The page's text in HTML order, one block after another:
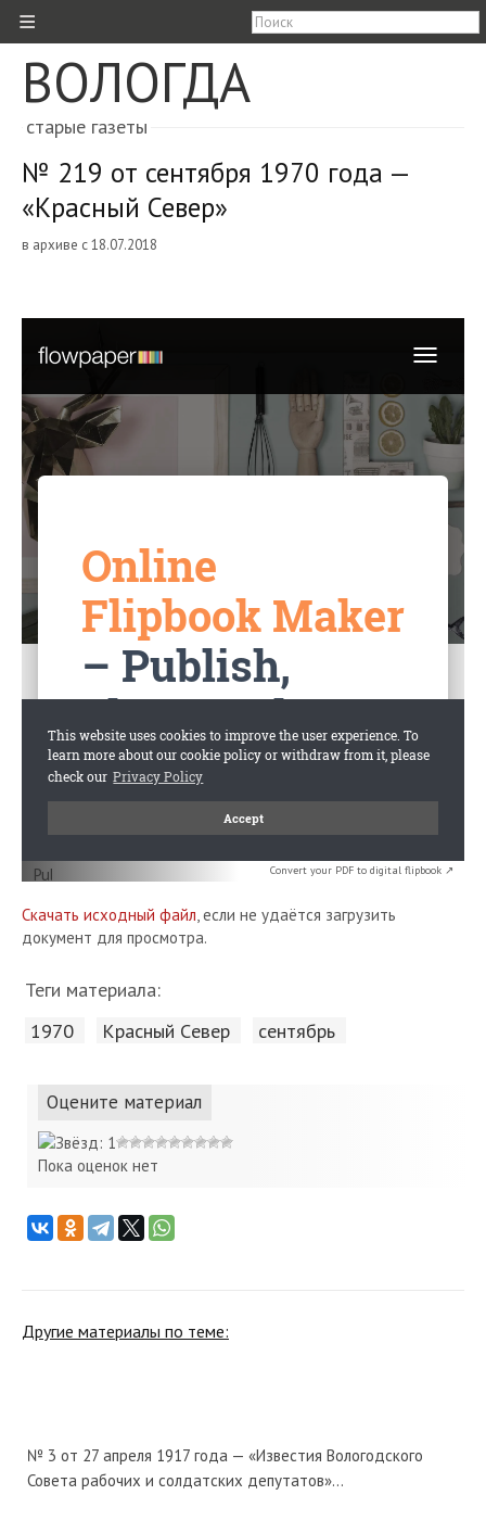
≡
ВОЛОГДА
старые газеты
№ 219 от сентября 1970 года —
«Красный Север»
в архиве с 18.07.2018
Convert your PDF to digital flipbook ↗
Скачать исходный файл, если не удаётся загрузить
документ для просмотра.
Теги материала:
1970 Красный Cевер сентябрь
Оцените материал
Пока оценок нет
Другие материалы по теме:
№ 3 от 27 апреля 1917 года — «Известия Вологодского
Совета рабочих и солдатских депутатов»...